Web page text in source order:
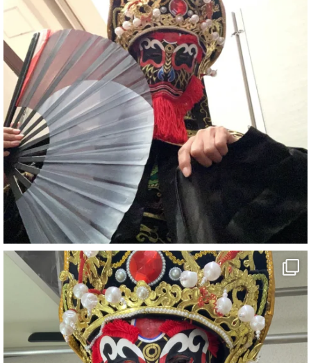
#観光スポット
#Travel
#ehime
#旅行好きと繋がりたい
7 X
さらに読み込む